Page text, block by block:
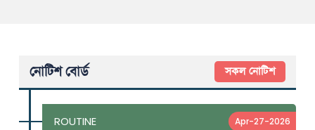
নোটিশ বোর্ড সকল নোটিশ
ROUTINE Apr-27-2026